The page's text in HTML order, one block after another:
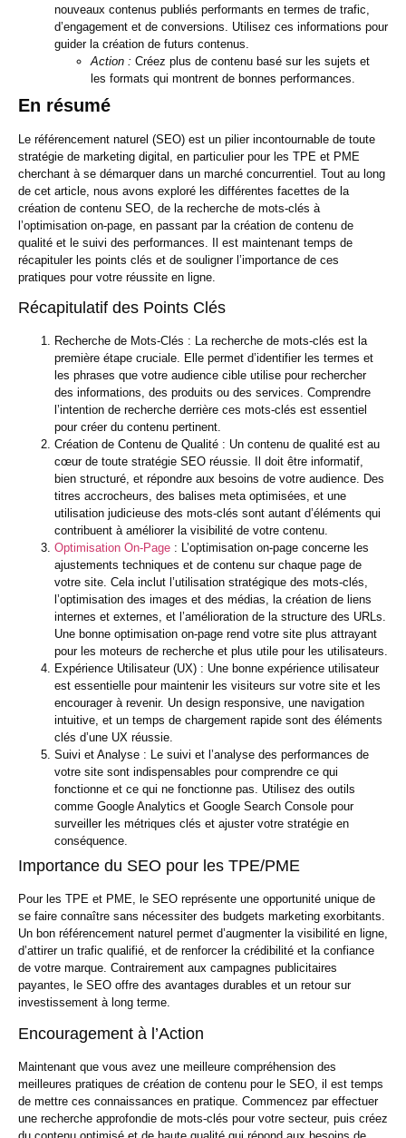
nouveaux contenus publiés performants en termes de trafic,
d’engagement et de conversions. Utilisez ces informations pour
guider la création de futurs contenus.
Action : Créez plus de contenu basé sur les sujets et
les formats qui montrent de bonnes performances.
En résumé
Le référencement naturel (SEO) est un pilier incontournable de toute
stratégie de marketing digital, en particulier pour les TPE et PME
cherchant à se démarquer dans un marché concurrentiel. Tout au long
de cet article, nous avons exploré les différentes facettes de la
création de contenu SEO, de la recherche de mots-clés à
l’optimisation on-page, en passant par la création de contenu de
qualité et le suivi des performances. Il est maintenant temps de
récapituler les points clés et de souligner l’importance de ces
pratiques pour votre réussite en ligne.
Récapitulatif des Points Clés
Recherche de Mots-Clés : La recherche de mots-clés est la
première étape cruciale. Elle permet d’identifier les termes et
les phrases que votre audience cible utilise pour rechercher
des informations, des produits ou des services. Comprendre
l’intention de recherche derrière ces mots-clés est essentiel
pour créer du contenu pertinent.
Création de Contenu de Qualité : Un contenu de qualité est au
cœur de toute stratégie SEO réussie. Il doit être informatif,
bien structuré, et répondre aux besoins de votre audience. Des
titres accrocheurs, des balises meta optimisées, et une
utilisation judicieuse des mots-clés sont autant d’éléments qui
contribuent à améliorer la visibilité de votre contenu.
Optimisation On-Page : L’optimisation on-page concerne les
ajustements techniques et de contenu sur chaque page de
votre site. Cela inclut l’utilisation stratégique des mots-clés,
l’optimisation des images et des médias, la création de liens
internes et externes, et l’amélioration de la structure des URLs.
Une bonne optimisation on-page rend votre site plus attrayant
pour les moteurs de recherche et plus utile pour les utilisateurs.
Expérience Utilisateur (UX) : Une bonne expérience utilisateur
est essentielle pour maintenir les visiteurs sur votre site et les
encourager à revenir. Un design responsive, une navigation
intuitive, et un temps de chargement rapide sont des éléments
clés d’une UX réussie.
Suivi et Analyse : Le suivi et l’analyse des performances de
votre site sont indispensables pour comprendre ce qui
fonctionne et ce qui ne fonctionne pas. Utilisez des outils
comme Google Analytics et Google Search Console pour
surveiller les métriques clés et ajuster votre stratégie en
conséquence.
Importance du SEO pour les TPE/PME
Pour les TPE et PME, le SEO représente une opportunité unique de
se faire connaître sans nécessiter des budgets marketing exorbitants.
Un bon référencement naturel permet d’augmenter la visibilité en ligne,
d’attirer un trafic qualifié, et de renforcer la crédibilité et la confiance
de votre marque. Contrairement aux campagnes publicitaires
payantes, le SEO offre des avantages durables et un retour sur
investissement à long terme.
Encouragement à l’Action
Maintenant que vous avez une meilleure compréhension des
meilleures pratiques de création de contenu pour le SEO, il est temps
de mettre ces connaissances en pratique. Commencez par effectuer
une recherche approfondie de mots-clés pour votre secteur, puis créez